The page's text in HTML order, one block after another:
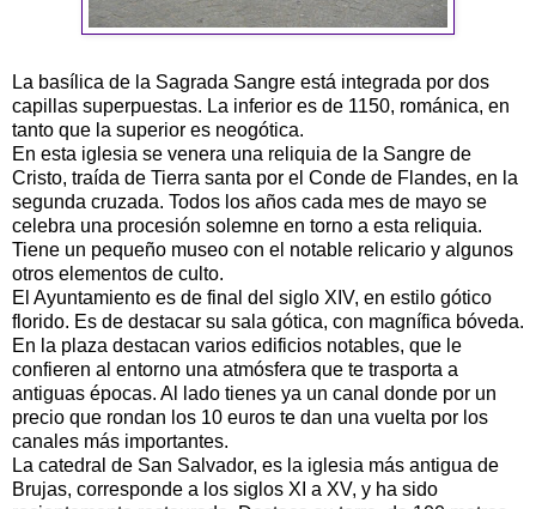
La basílica de la Sagrada Sangre está integrada por dos
capillas superpuestas. La inferior es de 1150, románica, en
tanto que la superior es neogótica.
En esta iglesia se venera una reliquia de la Sangre de
Cristo, traída de Tierra santa por el Conde de Flandes, en la
segunda cruzada. Todos los años cada mes de mayo se
celebra una procesión solemne en torno a esta reliquia.
Tiene un pequeño museo con el notable relicario y algunos
otros elementos de culto.
El Ayuntamiento es de final del siglo XIV, en estilo gótico
florido. Es de destacar su sala gótica, con magnífica bóveda.
En la plaza destacan varios edificios notables, que le
confieren al entorno una atmósfera que te trasporta a
antiguas épocas. Al lado tienes ya un canal donde por un
precio que rondan los 10 euros te dan una vuelta por los
canales más importantes.
La catedral de San Salvador, es la iglesia más antigua de
Brujas, corresponde a los siglos XI a XV, y ha sido